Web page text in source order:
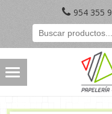
954 355